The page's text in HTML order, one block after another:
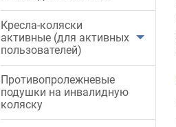
Кресла-коляски
активные (для активных
пользователей)
Противопролежневые
подушки на инвалидную
коляску